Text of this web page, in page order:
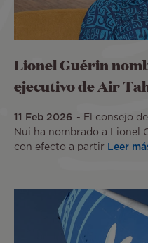
Lionel Guérin
ejecutivo de Air
11 Feb 2026
El consejo
Nui ha nombrado a Lionel
con efecto a partir
Leer